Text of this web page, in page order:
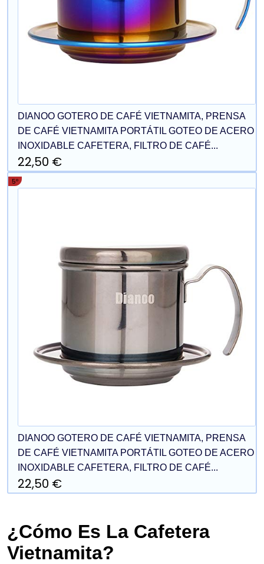
DIANOO GOTERO DE CAFÉ VIETNAMITA, PRENSA
DE CAFÉ VIETNAMITA PORTÁTIL GOTEO DE ACERO
INOXIDABLE CAFETERA, FILTRO DE CAFÉ...
22,50 €
5º
DIANOO GOTERO DE CAFÉ VIETNAMITA, PRENSA
DE CAFÉ VIETNAMITA PORTÁTIL GOTEO DE ACERO
INOXIDABLE CAFETERA, FILTRO DE CAFÉ...
22,50 €
¿Cómo Es La Cafetera
Vietnamita?